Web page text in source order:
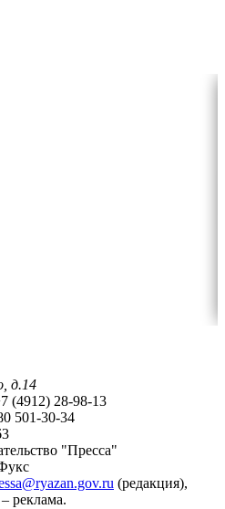
д.14
(4912) 28-98-13
501-30-34
"Пресса"
(редакция),
– реклама.